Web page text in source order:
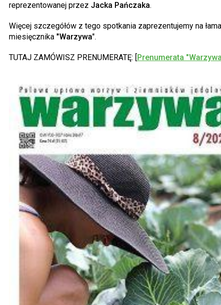
reprezentowanej przez Jacka Pańczaka.
Więcej szczegółów z tego spotkania zaprezentujemy na
miesięcznika "Warzywa".
TUTAJ ZAMÓWISZ PRENUMERATĘ: [Prenumerata